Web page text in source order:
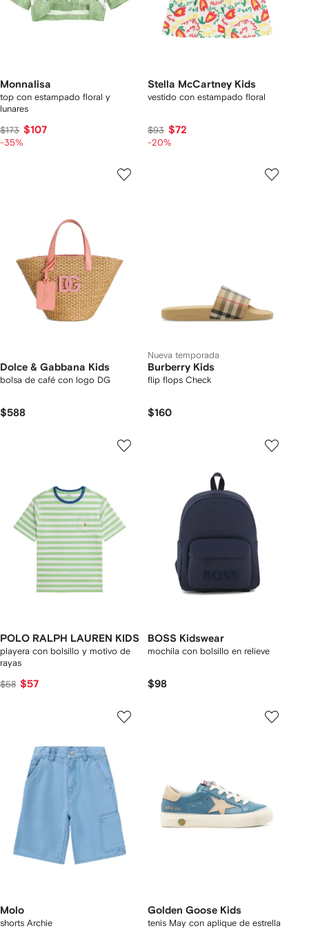
Monnalisa
top con estampado floral y
lunares
$173 $107
-35%
Stella McCartney Kids
vestido con estampado floral
$93 $72
-20%
Dolce & Gabbana Kids
bolsa de café con logo DG
$588
Nueva temporada
Burberry Kids
flip flops Check
$160
POLO RALPH LAUREN KIDS
playera con bolsillo y motivo de
rayas
$58 $57
BOSS Kidswear
mochila con bolsillo en relieve
$98
Molo
shorts Archie
Golden Goose Kids
tenis May con aplique de estrella